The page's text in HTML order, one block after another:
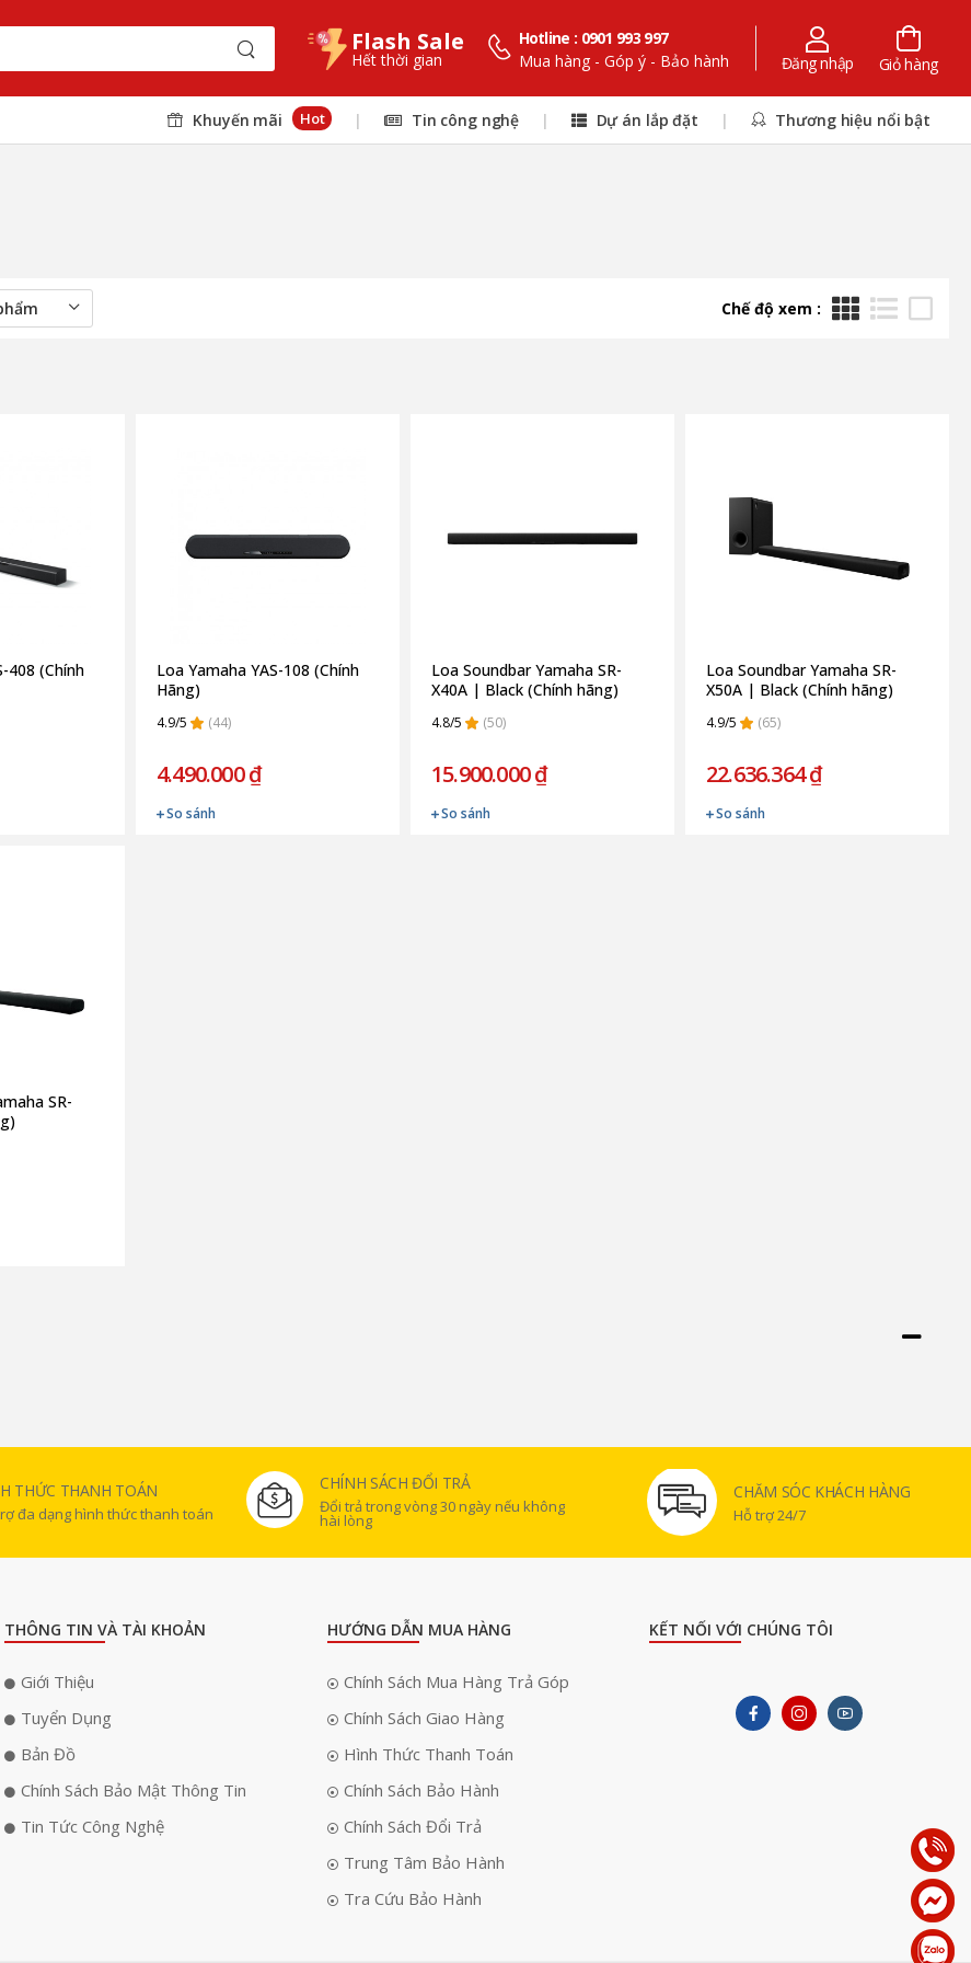
Flash Sale
Hết thời gian
Hotline : 0901 993 997
Mua hàng - Góp ý - Bảo hành
Đăng nhập Giỏ hàng
Khuyến mãi Hot | Tin công nghệ | Dự án lắp đặt | Thương hiệu nổi bật
Chế độ xem :
408 (Chính
Loa Yamaha YAS-108 (Chính
Hãng)
4.9/5 (44)
4.490.000 ₫
So sánh
Loa Soundbar Yamaha SR-
X40A | Black (Chính hãng)
4.8/5 (50)
15.900.000 ₫
So sánh
Loa Soundbar Yamaha SR-
X50A | Black (Chính hãng)
4.9/5 (65)
22.636.364 ₫
So sánh
SR-
THỨC THANH TOÁN
đa dạng hình thức thanh toán
CHÍNH SÁCH ĐỔI TRẢ
Đổi trả trong vòng 30 ngày nếu không
hài lòng
CHĂM SÓC KHÁCH HÀNG
Hỗ trợ 24/7
THÔNG TIN VÀ TÀI KHOẢN
Giới Thiệu
Tuyển Dụng
Bản Đồ
Chính Sách Bảo Mật Thông Tin
Tin Tức Công Nghệ
HƯỚNG DẪN MUA HÀNG
Chính Sách Mua Hàng Trả Góp
Chính Sách Giao Hàng
Hình Thức Thanh Toán
Chính Sách Bảo Hành
Chính Sách Đổi Trả
Trung Tâm Bảo Hành
Tra Cứu Bảo Hành
KẾT NỐI VỚI CHÚNG TÔI